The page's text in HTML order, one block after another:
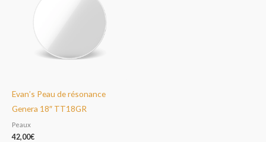
Evan’s Peau de résonance
Genera 18″ TT18GR
Peaux
42,00€